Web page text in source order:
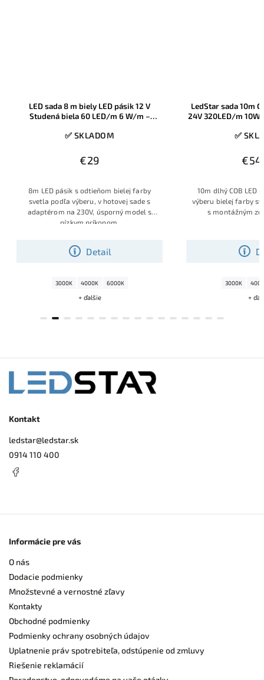
LedStar sada 10m COB biely LED pásik
24V 320LED/m 10W/m, montážny 230V
✅ SKLADOM
€54,33
Detail
10m dlhý COB LED pásik s možnosťou
výberu bielej farby svetla, v hotovej sade
s montážným zdrojom na 230V
3000K 4000K 6000K
+ ďalšie
Ledstar sada 3,9m
8W/
✅
€24,90
Ledstar zapojená
LED pásu 230V
v teplej
Kontakt
ledstar@ledstar.sk
0914 110 400
Informácie pre vás
O nás
Dodacie podmienky
Množstevné a vernostné zľavy
Kontakty
Obchodné podmienky
Podmienky ochrany osobných údajov
Uplatnenie práv spotrebiteľa, odstúpenie od zmluvy
Riešenie reklamácií